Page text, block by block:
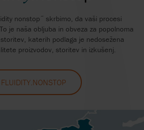
nonstop˝ skrbimo, da vaši procesi
je naša obljuba in obveza za popolnoma
katerih podlaga je nedosežena
proizvodov, storitev in izkušenj.
FLUIDITY.NONSTOP